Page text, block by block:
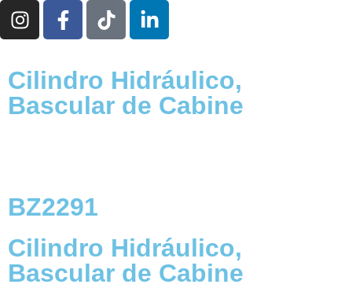
Cilindro Hidráulico,
Bascular de Cabine
BZ2291
Cilindro Hidráulico,
Bascular de Cabine